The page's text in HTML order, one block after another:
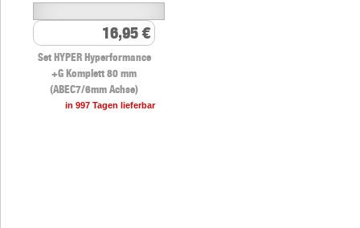
16,95 €
Set HYPER Hyperformance
+G Komplett 80 mm
(ABEC7/6mm Achse)
in 997 Tagen lieferbar